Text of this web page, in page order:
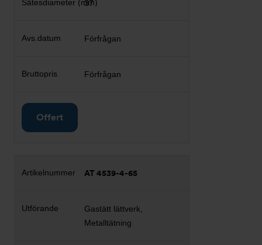
37
Förfrågan
Förfrågan
Offert
AT 4539-4-65
Gastätt lättverk,
Metalltätning